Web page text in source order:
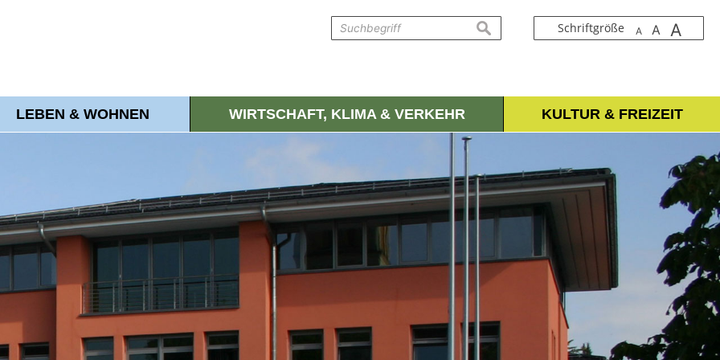
Schriftgröße A A A
suchen
LEBEN & WOHNEN WIRTSCHAFT, KLIMA & VERKEHR KULTUR & FREIZEIT